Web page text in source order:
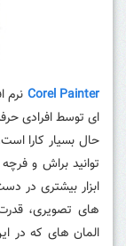
Corel Painter نرم
ای توسط افرادی
حال بسیار کارا
توانید براش و
ابزار بیشتری در
های تصویری، قدرت
المان های که در